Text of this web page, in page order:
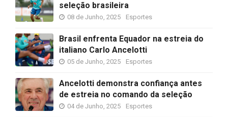
seleção brasileira
08 de Junho, 2025 Esportes
Brasil enfrenta Equador na estreia do
italiano Carlo Ancelotti
05 de Junho, 2025 Esportes
Ancelotti demonstra confiança antes
de estreia no comando da seleção
04 de Junho, 2025 Esportes